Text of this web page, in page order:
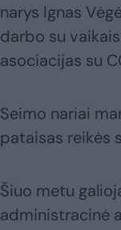
narys Ignas
darbo su
asociacijas su
Seimo nariai
pataisas reikės
Šiuo metu
administracinė